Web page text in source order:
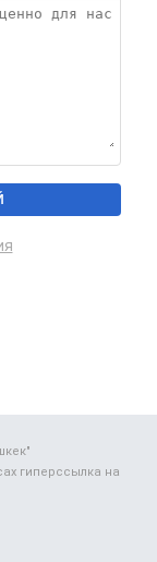
гиперссылка на